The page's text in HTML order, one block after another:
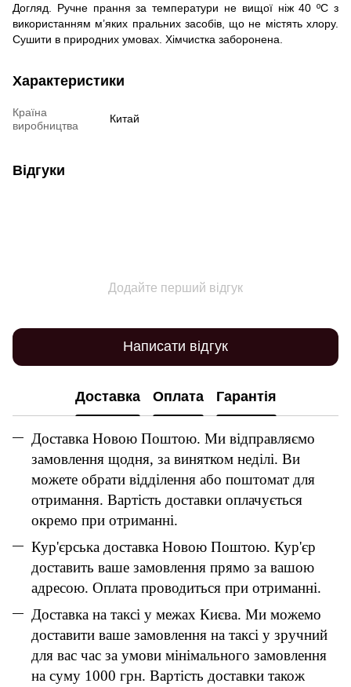
Догляд. Ручне прання за температури не вищої ніж 40 ºС з
використанням м’яких пральних засобів, що не містять хлору.
Сушити в природних умовах. Хімчистка заборонена.
Характеристики
Країна
виробництва
Китай
Відгуки
Додайте перший відгук
Написати відгук
Доставка Оплата Гарантія
Доставка Новою Поштою. Ми відправляємо
замовлення щодня, за винятком неділі. Ви
можете обрати відділення або поштомат для
отримання. Вартість доставки оплачується
окремо при отриманні.
Кур'єрська доставка Новою Поштою. Кур'єр
доставить ваше замовлення прямо за вашою
адресою. Оплата проводиться при отриманні.
Доставка на таксі у межах Києва. Ми можемо
доставити ваше замовлення на таксі у зручний
для вас час за умови мінімального замовлення
на суму 1000 грн. Вартість доставки також